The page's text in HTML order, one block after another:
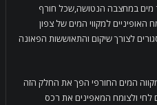
במחצבה הנטושה,שכל חורף
למקווי המים של צפון
לצורך שיקום והתאוששות הפאונה
המים החורפי הפך את החלק הזה
ולצומח המאפינים את רכס